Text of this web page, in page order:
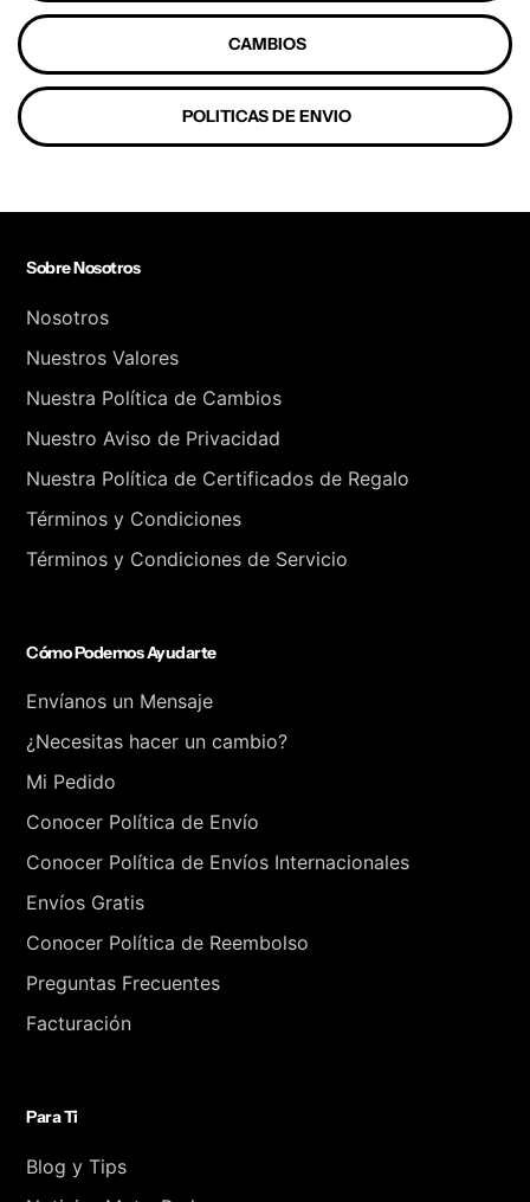
CAMBIOS
POLITICAS DE ENVIO
Sobre Nosotros
Nosotros
Nuestros Valores
Nuestra Política de Cambios
Nuestro Aviso de Privacidad
Nuestra Política de Certificados de Regalo
Términos y Condiciones
Términos y Condiciones de Servicio
Cómo Podemos Ayudarte
Envíanos un Mensaje
¿Necesitas hacer un cambio?
Mi Pedido
Conocer Política de Envío
Conocer Política de Envíos Internacionales
Envíos Gratis
Conocer Política de Reembolso
Preguntas Frecuentes
Facturación
Para Ti
Blog y Tips